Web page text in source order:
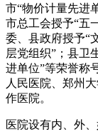
市“物价计量先进
市总工会授予“五
委、县政府授予“
层党组织”；县卫
进单位”等荣誉称
人民医院、郑州
作医院。
医院设有内、外